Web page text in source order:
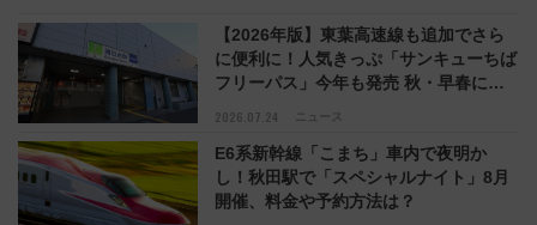
2026.07.24 ニュース
【2026年版】東葉高速線も追加でさら
に便利に！人気きっぷ「サンキューちば
フリーパス」今年も発売 秋・早春に千
E6系新幹線「こまち」車内で夜明か
し！秋田駅で「スペシャルナイト」8月
開催、料金や予約方法は？